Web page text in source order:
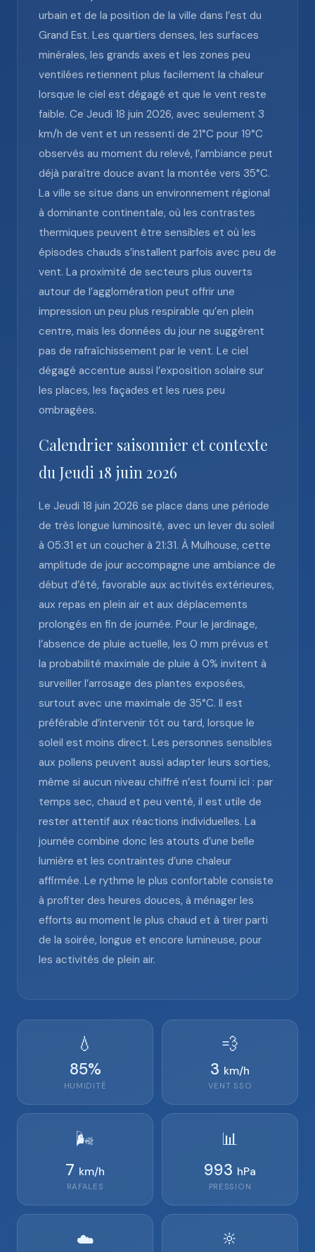
urbain et de la position de la ville dans l’est du
Grand Est. Les quartiers denses, les surfaces
minérales, les grands axes et les zones peu
ventilées retiennent plus facilement la chaleur
lorsque le ciel est dégagé et que le vent reste
faible. Ce Jeudi 18 juin 2026, avec seulement 3
km/h de vent et un ressenti de 21°C pour 19°C
observés au moment du relevé, l’ambiance peut
déjà paraître douce avant la montée vers 35°C.
La ville se situe dans un environnement régional
à dominante continentale, où les contrastes
thermiques peuvent être sensibles et où les
épisodes chauds s’installent parfois avec peu de
vent. La proximité de secteurs plus ouverts
autour de l’agglomération peut offrir une
impression un peu plus respirable qu’en plein
centre, mais les données du jour ne suggèrent
pas de rafraîchissement par le vent. Le ciel
dégagé accentue aussi l’exposition solaire sur
les places, les façades et les rues peu
ombragées.
Calendrier saisonnier et contexte
du Jeudi 18 juin 2026
Le Jeudi 18 juin 2026 se place dans une période
de très longue luminosité, avec un lever du soleil
à 05:31 et un coucher à 21:31. À Mulhouse, cette
amplitude de jour accompagne une ambiance de
début d’été, favorable aux activités extérieures,
aux repas en plein air et aux déplacements
prolongés en fin de journée. Pour le jardinage,
l’absence de pluie actuelle, les 0 mm prévus et
la probabilité maximale de pluie à 0% invitent à
surveiller l’arrosage des plantes exposées,
surtout avec une maximale de 35°C. Il est
préférable d’intervenir tôt ou tard, lorsque le
soleil est moins direct. Les personnes sensibles
aux pollens peuvent aussi adapter leurs sorties,
même si aucun niveau chiffré n’est fourni ici : par
temps sec, chaud et peu venté, il est utile de
rester attentif aux réactions individuelles. La
journée combine donc les atouts d’une belle
lumière et les contraintes d’une chaleur
affirmée. Le rythme le plus confortable consiste
à profiter des heures douces, à ménager les
efforts au moment le plus chaud et à tirer parti
de la soirée, longue et encore lumineuse, pour
les activités de plein air.
💧
85%
HUMIDITÉ
💨
3 km/h
VENT SSO
🌬️
7 km/h
RAFALES
📊
993 hPa
PRESSION
☁️ 🔆